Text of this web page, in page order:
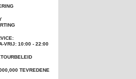
VRIJ: 10:00 - 22:00
TEVREDENE